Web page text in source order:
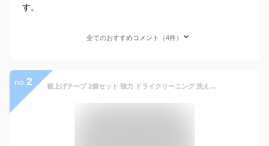
す。
全てのおすすめコメント（4件）
no. 2 裾上げテープ 2個セット 強力 ドライクリーニング 洗える 裁縫テープ 簡単接着 アイロン接着 ミシン不要 補修商品 すそ上げ 接着テープ 接着芯 裾直し スラックス チノパン デニム スカート カーテン テーブルクロス ベッドカバー DIY 人気 便利 使い方 おしゃれ 高品質